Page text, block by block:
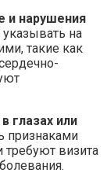
и нарушения
на
такие как
глазах или
признаками
требуют визита